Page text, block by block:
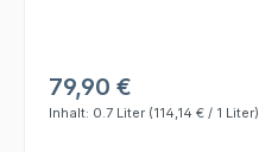
79,90 €
Inhalt: 0.7 Liter (114,14 € / 1 Liter)